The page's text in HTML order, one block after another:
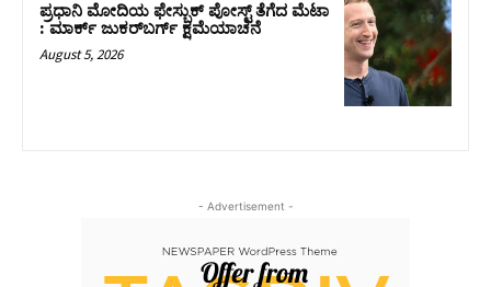
ಪ್ರಧಾನಿ ಮೋದಿಯ ಫೇಸ್ಬುಕ್‌ ಪೋಸ್ಟ್‌ ತೆಗೆದ ಮೆಟಾ
: ಮಾರ್ಕ್ ಜುಕರ್‌ಬರ್ಗ್ ಕ್ಷಮೆಯಾಚನೆ
August 5, 2026
- Advertisement -